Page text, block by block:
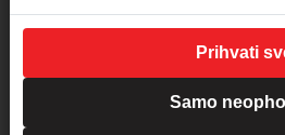
Prikaz cijene
AKCIJA
Prihvati
Samo